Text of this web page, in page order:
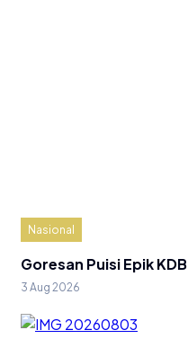
Nasional
Goresan Puisi Epik KDB
3 Aug 2026